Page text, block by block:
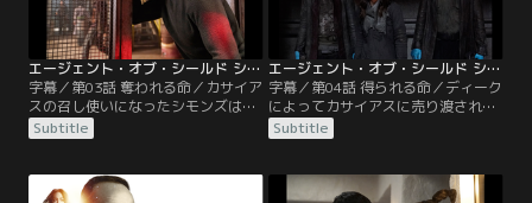
エージェント・オブ・シールド シーズン5 第03話／字幕【MARVEL】
字幕／第03話 奪われる命／カサイア
スの召し使いになったシモンズは、
耳に付けられた装置によって聴力を
操作されていた。ある日、彼女は18
る。
Subtitle
エージェント・オブ・シールド シーズン5 第04話／字幕【MARVEL】
字幕／第04話 得られる命／ディーク
によってカサイアスに売り渡された
デイジーはシモンズと再会。また、
人の心を読むインヒューマンズのベ
Subtitle